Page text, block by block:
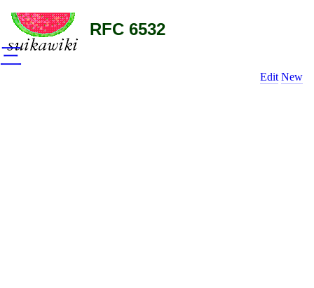
RFC 6532
Edit New
三